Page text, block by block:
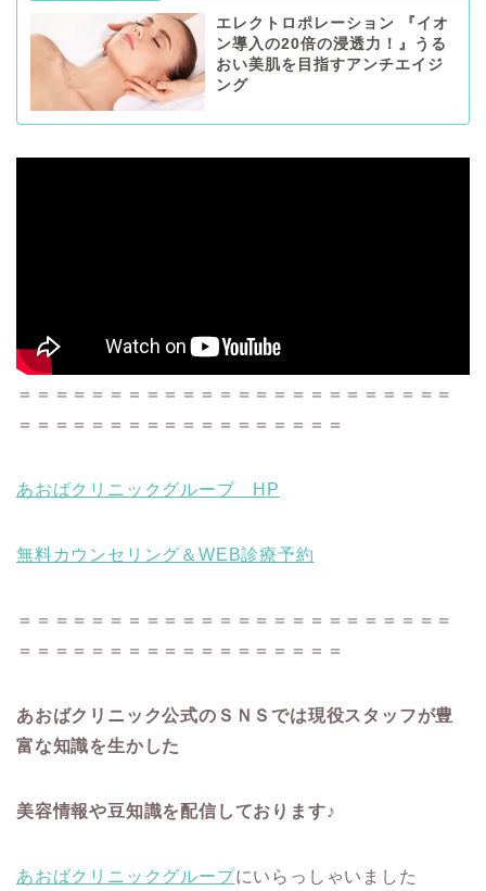
エレクトロポレーション 『イオ
ン導入の20倍の浸透力！』うる
おい美肌を目指すアンチエイジ
ング
＝＝＝＝＝＝＝＝＝＝＝＝＝＝＝＝＝＝＝＝＝＝＝＝
＝＝＝＝＝＝＝＝＝＝＝＝＝＝＝＝＝＝
あおばクリニックグループ HP
無料カウンセリング＆WEB診療予約
＝＝＝＝＝＝＝＝＝＝＝＝＝＝＝＝＝＝＝＝＝＝＝＝
＝＝＝＝＝＝＝＝＝＝＝＝＝＝＝＝＝＝
あおばクリニック公式のＳＮＳでは現役スタッフが豊
富な知識を生かした
美容情報や豆知識を配信しております♪
あおばクリニックグループにいらっしゃいました